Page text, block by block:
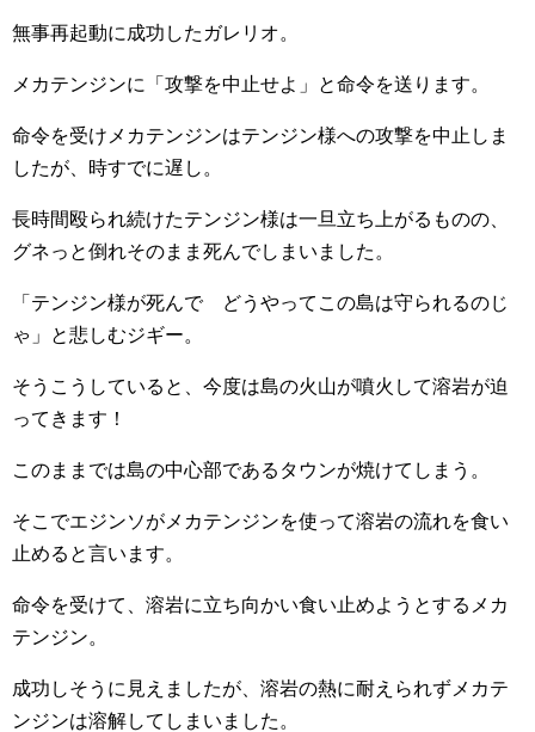
無事再起動に成功したガレリオ。
メカテンジンに「攻撃を中止せよ」と命令を送ります。
命令を受けメカテンジンはテンジン様への攻撃を中止しま
したが、時すでに遅し。
長時間殴られ続けたテンジン様は一旦立ち上がるものの、
グネっと倒れそのまま死んでしまいました。
「テンジン様が死んで どうやってこの島は守られるのじ
ゃ」と悲しむジギー。
そうこうしていると、今度は島の火山が噴火して溶岩が迫
ってきます！
このままでは島の中心部であるタウンが焼けてしまう。
そこでエジンソがメカテンジンを使って溶岩の流れを食い
止めると言います。
命令を受けて、溶岩に立ち向かい食い止めようとするメカ
テンジン。
成功しそうに見えましたが、溶岩の熱に耐えられずメカテ
ンジンは溶解してしまいました。